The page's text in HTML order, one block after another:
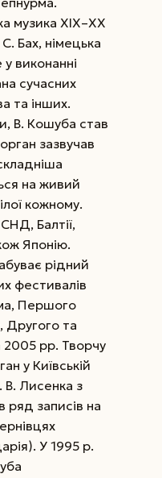
музика ХІХ–ХХ
Бах, німецька
виконанні
сучасних
та інших.
В. Кошуба став
зазвучав
на живий
кожному.
Балтії,
Японію.
рідний
фестивалів
Першого
Другого та
2005 рр. Творчу
у Київській
В. Лисенка з
ряд записів на
У 1995 р.